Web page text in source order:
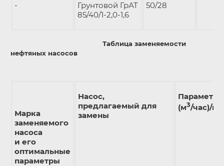
-
Грунтовой ГрАТ
85/40/1-2,0-1,6
50/28
Таблица заменяемости
нефтяных насосов
Марка
заменяемого
насоса
и его
оптимальные
параметры
Насос,
предлагаемый для
замены
Параметры
(м3/час)/м